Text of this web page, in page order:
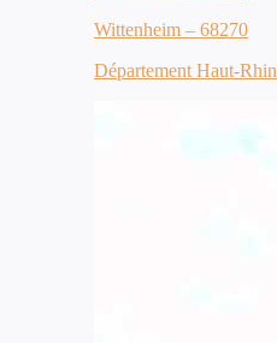
Wittenheim – 68270
Département Haut-Rhin